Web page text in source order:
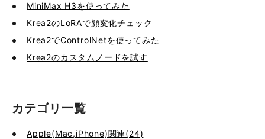
MiniMax H3を使ってみた
Krea2のLoRAで顔変化チェック
Krea2でControlNetを使ってみた
Krea2のカスタムノードを試す
カテゴリ一覧
Apple(Mac,iPhone)関連(24)